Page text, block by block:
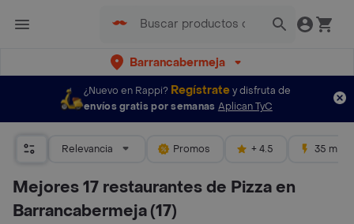
Barrancabermeja
¿Nuevo en Rappi? Regístratey disfruta de
envíos gratis por semanas Aplican TyC
Relevancia Promos + 4.5 35 mins
Mejores 17 restaurantes de Pizza en
Barrancabermeja(17)